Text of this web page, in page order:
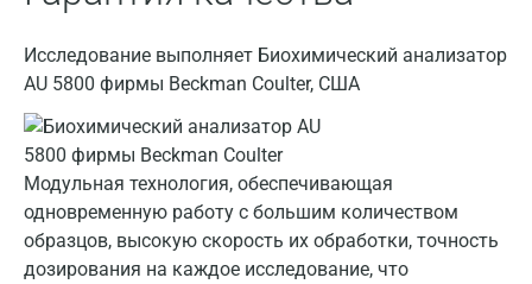
Исследование выполняет Биохимический анализатор
AU 5800 фирмы Beckman Coulter, США
Модульная технология, обеспечивающая
одновременную работу с большим количеством
образцов, высокую скорость их обработки, точность
дозирования на каждое исследование, что
Домодедово
Екатеринбург
Жуковский
Звенигород
Зеленоград